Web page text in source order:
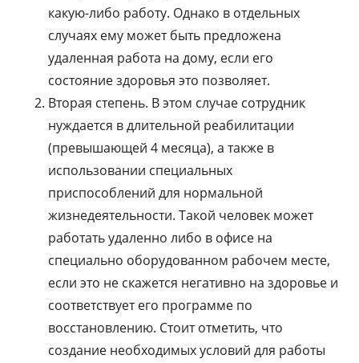
какую-либо работу. Однако в отдельных
случаях ему может быть предложена
удаленная работа на дому, если его
состояние здоровья это позволяет.
Вторая степень. В этом случае сотрудник
нуждается в длительной реабилитации
(превышающей 4 месяца), а также в
использовании специальных
приспособлений для нормальной
жизнедеятельности. Такой человек может
работать удаленно либо в офисе на
специально оборудованном рабочем месте,
если это не скажется негативно на здоровье и
соответствует его программе по
восстановлению. Стоит отметить, что
создание необходимых условий для работы